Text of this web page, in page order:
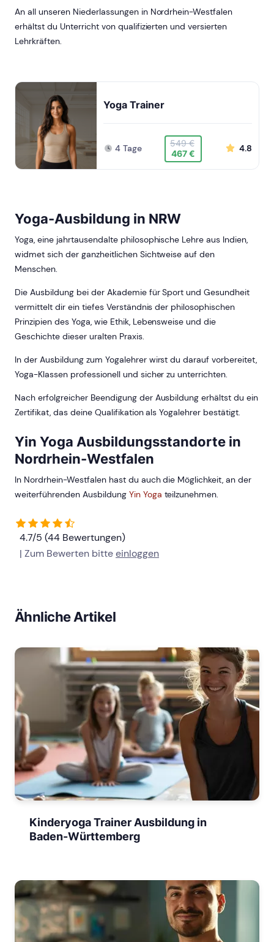
An all unseren Niederlassungen in Nordrhein-Westfalen
erhältst du Unterricht von qualifizierten und versierten
Lehrkräften.
Yoga Trainer
4 Tage
549 €
467 €
4.8
Yoga-Ausbildung in NRW
Yoga, eine jahrtausendalte philosophische Lehre aus Indien,
widmet sich der ganzheitlichen Sichtweise auf den
Menschen.
Die Ausbildung bei der Akademie für Sport und Gesundheit
vermittelt dir ein tiefes Verständnis der philosophischen
Prinzipien des Yoga, wie Ethik, Lebensweise und die
Geschichte dieser uralten Praxis.
In der Ausbildung zum Yogalehrer wirst du darauf vorbereitet,
Yoga-Klassen professionell und sicher zu unterrichten.
Nach erfolgreicher Beendigung der Ausbildung erhältst du ein
Zertifikat, das deine Qualifikation als Yogalehrer bestätigt.
Yin Yoga Ausbildungsstandorte in
Nordrhein-Westfalen
In Nordrhein-Westfalen hast du auch die Möglichkeit, an der
weiterführenden Ausbildung Yin Yoga teilzunehmen.
4.7/5 (44 Bewertungen)
| Zum Bewerten bitteeinloggen
Ähnliche Artikel
Kinderyoga Trainer Ausbildung in
Baden-Württemberg